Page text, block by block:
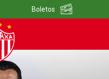
Boletos